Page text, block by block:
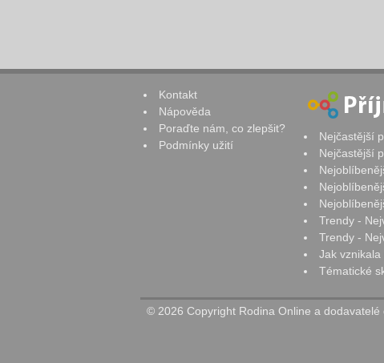
Kontakt
Nápověda
Poraďte nám, co zlepšit?
Podmínky užití
Nejčastější
Nejčastější
Trendy -
Trendy -
Jak
Tématické
© 2026 Copyright Rodina Online a